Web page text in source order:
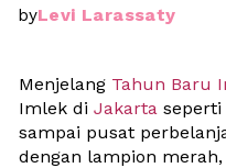
byLevi Larassaty
Menjelang Tahun Baru
Imlek di Jakarta seperti
sampai pusat
dengan lampion